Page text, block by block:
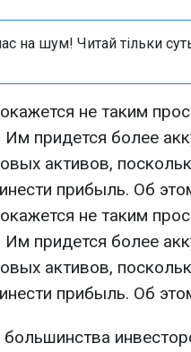
на шум! Читай тільки
не таким
придется более
активов,
прибыль. Об
не таким
придется более
активов,
прибыль. Об